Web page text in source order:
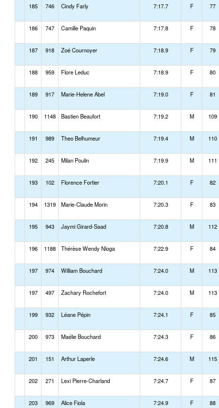
185 746 Cindy Farly 7:17.7 F 77
186 747 Camille Paquin 7:17.8 F 78
187 918 Zoé Cournoyer 7:18.9 F 79
188 959 Flore Leduc 7:18.9 F 80
189 917 Marie-Helene Abel 7:19.0 F 81
190 1148 Bastien Beaufort 7:19.2 M 109
191 989 Theo Belhumeur 7:19.4 M 110
192 245 Milan Poulin 7:19.9 M 111
193 102 Florence Fortier 7:20.1 F 82
194 1319 Marie-Claude Morin 7:20.3 F 83
195 943 Jaymi Girard-Saad 7:20.8 M 112
196 1188 Thérèse Wendy Nloga 7:22.9 F 84
197 974 William Bouchard 7:24.0 M 113
197 497 Zachary Rochefort 7:24.0 M 113
199 932 Léane Pépin 7:24.1 F 85
200 973 Maélie Bouchard 7:24.3 F 86
201 151 Arthur Laperle 7:24.6 M 115
202 271 Lexi Pierre-Charland 7:24.7 F 87
203 969 Alice Fiola 7:24.9 F 88